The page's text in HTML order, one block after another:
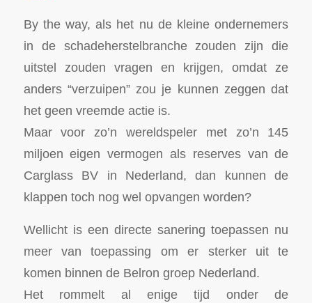
By the way, als het nu de kleine ondernemers
in de schadeherstelbranche zouden zijn die
uitstel zouden vragen en krijgen, omdat ze
anders “verzuipen” zou je kunnen zeggen dat
het geen vreemde actie is.
Maar voor zo’n wereldspeler met zo’n 145
miljoen eigen vermogen als reserves van de
Carglass BV in Nederland, dan kunnen de
klappen toch nog wel opvangen worden?
Wellicht is een directe sanering toepassen nu
meer van toepassing om er sterker uit te
komen binnen de Belron groep Nederland.
Het rommelt al enige tijd onder de